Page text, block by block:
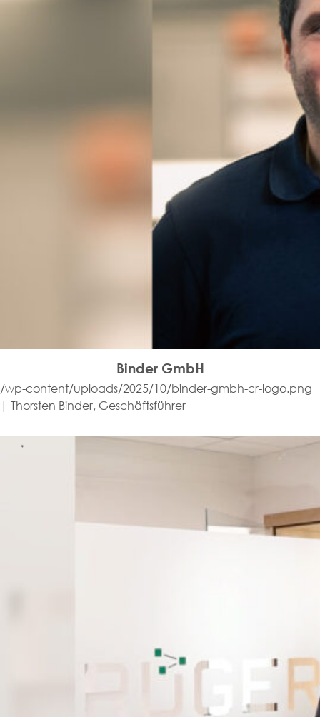
Binder GmbH
/wp-content/uploads/2025/10/binder-gmbh-cr-logo.png
| Thorsten Binder, Geschäftsführer